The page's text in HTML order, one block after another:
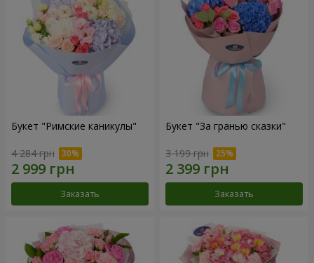
Букет "Римские каникулы"
4 284 грн
Заказать
Букет "За гранью сказки"
3 199 грн
Заказать